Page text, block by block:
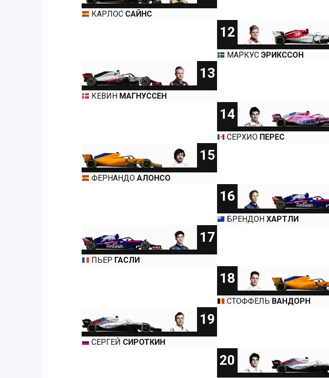
КАРЛОС САЙНС
12
МАРКУСЭРИКССОН
13
КЕВИН МАГНУССЕН
14
СЕРХИО ПЕРЕС
15
ФЕРНАНДО АЛОНСО
16
БРЕНДОНХАРТЛИ
17
ПЬЕР ГАСЛИ
18
СТОФФЕЛЬ ВАНДОРН
19
СЕРГЕЙ СИРОТКИН
20